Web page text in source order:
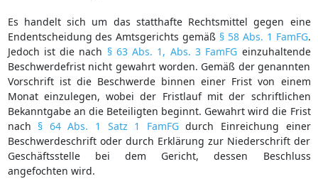
Es handelt sich um das statthafte Rechtsmittel gegen eine
Endentscheidung des Amtsgerichts gemäß § 58 Abs. 1 FamFG.
Jedoch ist die nach § 63 Abs. 1, Abs. 3 FamFG einzuhaltende
Beschwerdefrist nicht gewahrt worden. Gemäß der genannten
Vorschrift ist die Beschwerde binnen einer Frist von einem
Monat einzulegen, wobei der Fristlauf mit der schriftlichen
Bekanntgabe an die Beteiligten beginnt. Gewahrt wird die Frist
nach § 64 Abs. 1 Satz 1 FamFGdurch Einreichung einer
Beschwerdeschrift oder durch Erklärung zur Niederschrift der
Geschäftsstelle bei dem Gericht, dessen Beschluss
angefochten wird.